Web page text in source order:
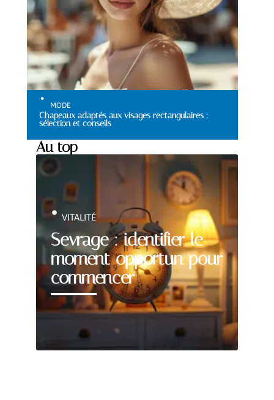
MODE
Chapeaux adaptés aux visages rectangulaires :
sélection et conseils
Au top
Sevrage : identifier le
moment opportun pour
commencer
VITALITÉ